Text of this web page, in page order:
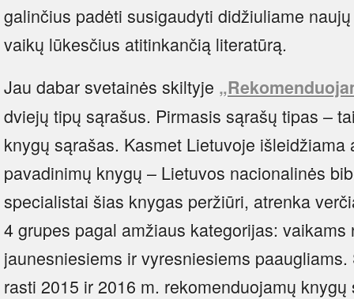
galinčius padėti susigaudyti didžiuliame
vaikų lūkesčius atitinkančią literatūrą.
Jau dabar svetainės skiltyje
dviejų tipų sąrašus. Pirmasis sąrašų tipas –
knygų sąrašas. Kasmet Lietuvoje išleidžiama
pavadinimų knygų – Lietuvos nacionalinės
specialistai šias knygas peržiūri, atrenka
4 grupes pagal amžiaus kategorijas:
jaunesniesiems ir vyresniesiems
rasti 2015 ir 2016 m. rekomenduojamų knygų